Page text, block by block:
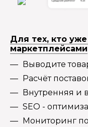
Для тех, кто
маркетплейсами
Выводите
Расчёт
Внутренняя и
SEO -
Мониторинг